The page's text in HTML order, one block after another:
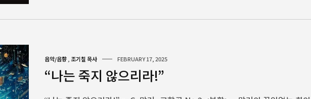
음악/음향 조기칠 목사 FEBRUARY 17, 2025
“나는 죽지 않으리라!”